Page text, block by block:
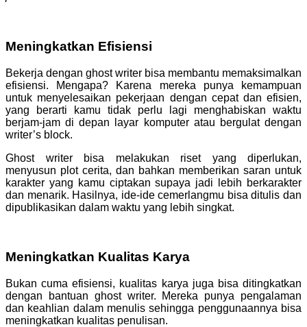
Meningkatkan Efisiensi
Bekerja dengan ghost writer bisa membantu memaksimalkan
efisiensi. Mengapa? Karena mereka punya kemampuan
untuk menyelesaikan pekerjaan dengan cepat dan efisien,
yang berarti kamu tidak perlu lagi menghabiskan waktu
berjam-jam di depan layar komputer atau bergulat dengan
writer’s block.
Ghost writer bisa melakukan riset yang diperlukan,
menyusun plot cerita, dan bahkan memberikan saran untuk
karakter yang kamu ciptakan supaya jadi lebih berkarakter
dan menarik. Hasilnya, ide-ide cemerlangmu bisa ditulis dan
dipublikasikan dalam waktu yang lebih singkat.
Meningkatkan Kualitas Karya
Bukan cuma efisiensi, kualitas karya juga bisa ditingkatkan
dengan bantuan ghost writer. Mereka punya pengalaman
dan keahlian dalam menulis sehingga penggunaannya bisa
meningkatkan kualitas penulisan.